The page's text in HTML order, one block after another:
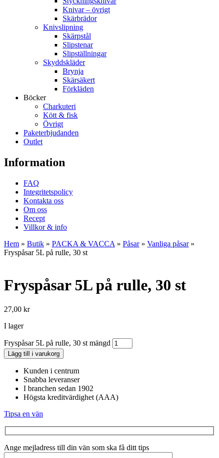
Knivar – övrigt
Skärbrädor
Knivslipning
Skärpstål
Slipstenar
Slipställningar
Skyddskläder
Brynja
Skärsäkert
Förkläden
Böcker
Charkuteri
Kött & fisk
Övrigt
Paketerbjudanden
Outlet
Information
FAQ
Integritetspolicy
Kontakta oss
Om oss
Recept
Villkor & info
Hem » Butik » PACKA & VACCA » Påsar» Vanliga påsar»
Fryspåsar 5L på rulle, 30 st
Fryspåsar 5L på rulle, 30 st
27,00 kr
I lager
Fryspåsar 5L på rulle, 30 st mängd
Lägg till i varukorg
Kunden i centrum
Snabba leveranser
I branchen sedan 1902
Högsta kreditvärdighet (AAA)
Tipsa en vän
Ange mejladress till din vän som ska få ditt tips